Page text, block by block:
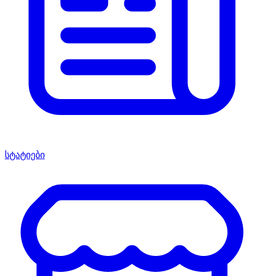
სტატიები